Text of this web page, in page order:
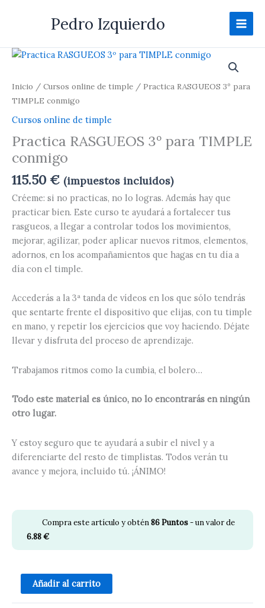
Pedro Izquierdo
Inicio / Cursos online de timple / Practica RASGUEOS 3º para
TIMPLE conmigo
Cursos online de timple
Practica RASGUEOS 3º para TIMPLE
conmigo
115.50 € (impuestos incluidos)
Créeme: si no practicas, no lo logras. Además hay que
practicar bien. Este curso te ayudará a fortalecer tus
rasgueos, a llegar a controlar todos los movimientos,
mejorar, agilizar, poder aplicar nuevos ritmos, elementos,
adornos, en los acompañamientos que hagas en tu día a
día con el timple.
Accederás a la 3ª tanda de vídeos en los que sólo tendrás
que sentarte frente el dispositivo que elijas, con tu timple
en mano, y repetir los ejercicios que voy haciendo. Déjate
llevar y disfruta del proceso de aprendizaje.
Trabajamos ritmos como la cumbia, el bolero…
Todo este material es único, no lo encontrarás en ningún
otro lugar.
Y estoy seguro que te ayudará a subir el nivel y a
diferenciarte del resto de timplistas. Todos verán tu
avance y mejora, incluido tú. ¡ÁNIMO!
Practica
2º
para
conmigo
cantidad
Compra este artículo y obtén86Puntos- un valor de
6.88€
Practica
3º
para
conmigo
cantidad
Añadir al carrito